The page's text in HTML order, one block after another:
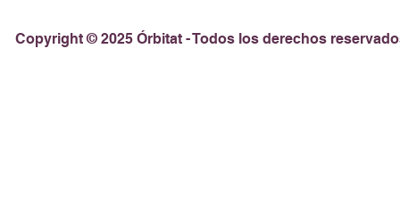
Copyright © 2025 Órbitat - Todos los derechos